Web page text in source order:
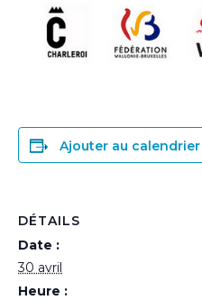
Ajouter au calendrier
DÉTAILS
Date :
30 avril
Heure :